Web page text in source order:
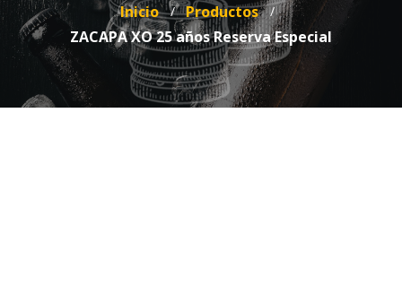
Inicio
Productos
ZACAPA XO 25 años Reserva Especial